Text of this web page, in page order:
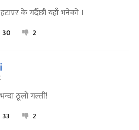
के गर्दैछौ यहाँ भनेको ।
30 2
ठूलो गल्ती!
33 2